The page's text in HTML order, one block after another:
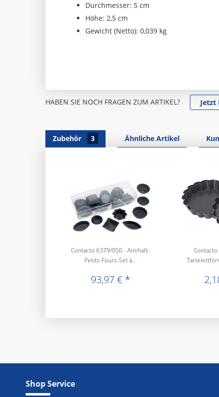
Durchmesser: 5 cm
Höhe: 2,5 cm
Gewicht (Netto): 0,039 kg
HABEN SIE NOCH FRAGEN ZUM ARTIKEL? Jetzt
Zubehör 3 Ähnliche Artikel
Contacto 6379/050 - Antihaft-
Petits-Fours-Set à...
93,97 € *
Shop Service